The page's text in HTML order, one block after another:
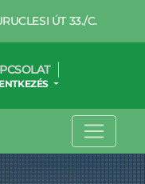
ÚT 33./C.